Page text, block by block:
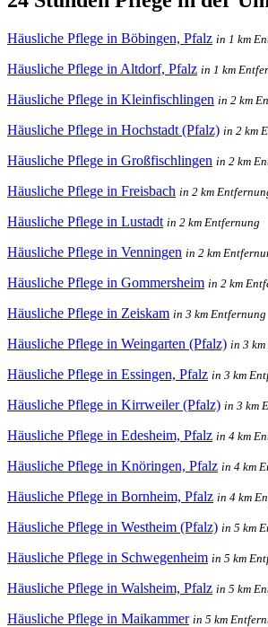
Häusliche Pflege in Böbingen, Pfalz in 1 km
Häusliche Pflege in Altdorf, Pfalz in 1 km
Häusliche Pflege in Kleinfischlingen in 2 km
Häusliche Pflege in Hochstadt (Pfalz) in 2 km
Häusliche Pflege in Großfischlingen in 2 km
Häusliche Pflege in Freisbach in 2 km
Häusliche Pflege in Lustadt in 2 km Entfernung
Häusliche Pflege in Venningen in 2 km
Häusliche Pflege in Gommersheim in 2 km
Häusliche Pflege in Zeiskam in 3 km Entfernung
Häusliche Pflege in Weingarten (Pfalz) in 3
Häusliche Pflege in Essingen, Pfalz in 3 km
Häusliche Pflege in Kirrweiler (Pfalz) in 3 km
Häusliche Pflege in Edesheim, Pfalz in 4 km
Häusliche Pflege in Knöringen, Pfalz in 4 km
Häusliche Pflege in Bornheim, Pfalz in 4 km
Häusliche Pflege in Westheim (Pfalz) in 5 km
Häusliche Pflege in Schwegenheim in 5 km
Häusliche Pflege in Walsheim, Pfalz in 5 km
Häusliche Pflege in Maikammer in 5 km